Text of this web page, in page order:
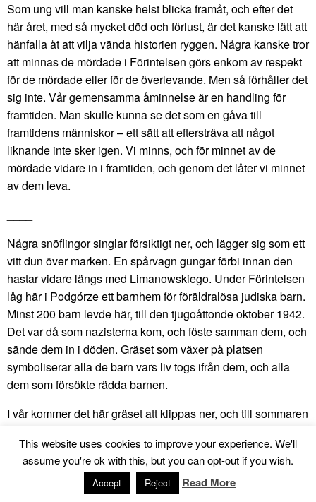
Som ung vill man kanske helst blicka framåt, och efter det
här året, med så mycket död och förlust, är det kanske lätt att
hänfalla åt att vilja vända historien ryggen. Några kanske tror
att minnas de mördade i Förintelsen görs enkom av respekt
för de mördade eller för de överlevande. Men så förhåller det
sig inte. Vår gemensamma åminnelse är en handling för
framtiden. Man skulle kunna se det som en gåva till
framtidens människor – ett sätt att eftersträva att något
liknande inte sker igen. Vi minns, och för minnet av de
mördade vidare in i framtiden, och genom det låter vi minnet
av dem leva.
Några snöflingor singlar försiktigt ner, och lägger sig som ett
vitt dun över marken. En spårvagn gungar förbi innan den
hastar vidare längs med Limanowskiego. Under Förintelsen
låg här i Podgórze ett barnhem för föräldralösa judiska barn.
Minst 200 barn levde här, till den tjugoåttonde oktober 1942.
Det var då som nazisterna kom, och föste samman dem, och
sände dem in i döden. Gräset som växer på platsen
symboliserar alla de barn vars liv togs ifrån dem, och alla
dem som försökte rädda barnen.
I vår kommer det här gräset att klippas ner, och till sommaren
samma procedur. I varje strå, i varje grästuva, växer ett
minne av de barn som inte fick leva. Det minnet växer nu i
oss. Att vi minns idag, är en gåva till framtiden. Att minnas är
This website uses cookies to improve your experience. We'll
assume you're ok with this, but you can opt-out if you wish.
Accept Reject Read More